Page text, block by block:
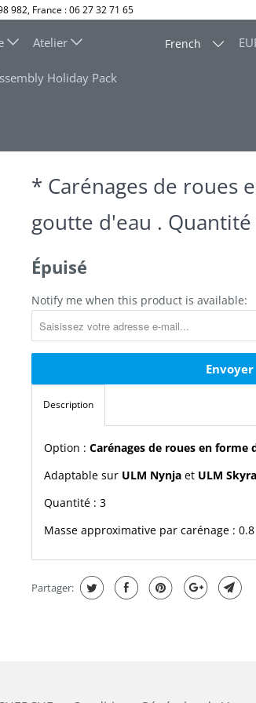
982, France : 06 27 32 71 65
French
Atelier
Holiday Pack
* Carénages de roues
goutte d'eau .
Épuisé
Notify me when this product is available:
Description
Option : Carénages de roues en forme
Adaptable sur ULM Nynja et ULM
Quantité : 3
Masse approximative par carénage : 0.8
Partager: